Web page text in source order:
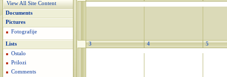
View All Site Content
Documents
Pictures
Fotografije
Lists
Ostalo
Prilozi
Comments
3 4 5